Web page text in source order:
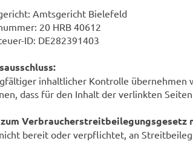
Amtsgericht Bielefeld
20 HRB 40612
ID: DE282391403
inhaltlicher Kontrolle übernehmen
dass für den Inhalt der verlinkten
Verbraucherstreitbeilegungsgesetz
bereit oder verpflichtet, an